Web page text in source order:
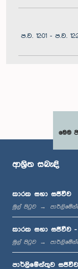
ප.ව. 12:01 - ප.ව.
ප.ව. 1:00 - ප.ව. 1:11
ප.ව. 1:23 - ප.ව. 1:33
මෙම
ආශ්‍රිත සබැඳි
කාරක සභා සජීවීව
මුල් පිටුව
කාරක සභා සජීවීව
මුල් පිටුව
පාර්ලිමේන්තුව සජීවීව